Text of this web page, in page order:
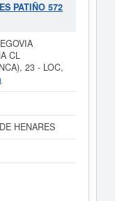
PATIÑO 572
CL
23 - LOC,
HENARES